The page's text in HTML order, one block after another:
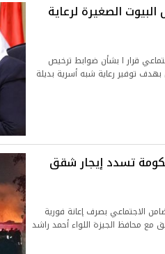
الصغيرة لرعاية
قرار ا بشأن ضوابط ترخيص
بهدف توفير رعاية شبه أسرية بديلة
تسدد إيجار شقق
الاجتماعي بصرف إعانة فورية
مع محافظ الجيزة اللواء أحمد راشد